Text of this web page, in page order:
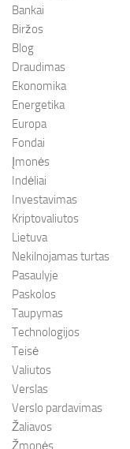
Bankai
Biržos
Blog
Draudimas
Ekonomika
Energetika
Europa
Fondai
Įmonės
Indėliai
Investavimas
Kriptovaliutos
Lietuva
Nekilnojamas turtas
Pasaulyje
Paskolos
Taupymas
Technologijos
Teisė
Valiutos
Verslas
Verslo pardavimas
Žaliavos
Žmonės